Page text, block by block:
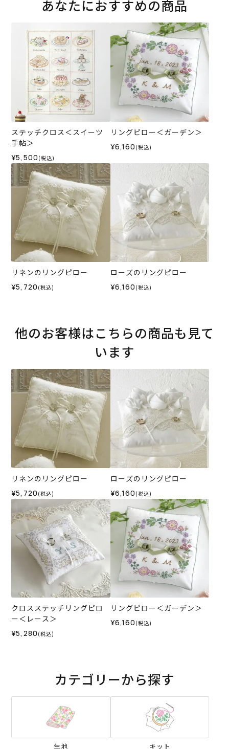
あなたにおすすめの商品
ステッチクロス＜スイーツ
手帖＞
¥5,500 (税込)
リングピロー＜ガーデン＞
¥6,160 (税込)
リネンのリングピロー
¥5,720 (税込)
ローズのリングピロー
¥6,160 (税込)
他のお客様はこちらの商品も見て
います
リネンのリングピロー
¥5,720 (税込)
ローズのリングピロー
¥6,160 (税込)
クロスステッチリングピロ
ー＜レース＞
¥5,280 (税込)
リングピロー＜ガーデン＞
¥6,160 (税込)
カテゴリーから探す
生地 キット